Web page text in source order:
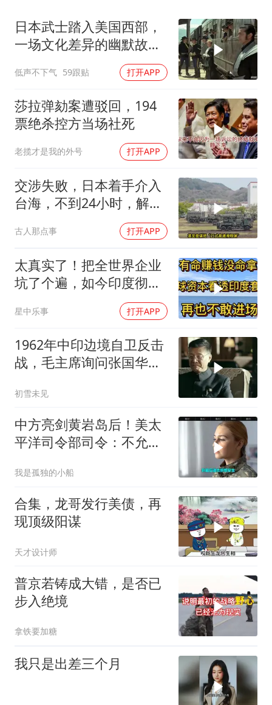
宇树王兴兴被问了360多个问题
全民健身事业高质量发展
唐田赛前发布会上引用《孙子兵法》
乐享全民健身 共筑健康中国
日本武士踏入美国西部，
一场文化差异的幽默故事
低声不下气 59跟贴 打开APP
莎拉弹劾案遭驳回，194
票绝杀控方当场社死
老揽才是我的外号 打开APP
交涉失败，日本着手介入
台海，不到24小时，解放
古人那点事 打开APP
太真实了！把全世界企业
坑了个遍，如今印度彻底
星中乐事 打开APP
1962年中印边境自卫反击
战，毛主席询问张国华能
初雪未见
中方亮剑黄岩岛后！美太
平洋司令部司令：不允许
我是孤独的小船
合集，龙哥发行美债，再
现顶级阳谋
天才设计师
普京若铸成大错，是否已
步入绝境
拿铁要加糖
我只是出差三个月